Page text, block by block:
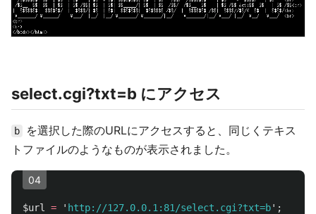
select.cgi?txt=b にアクセス
b
を選択した際のURLにアクセスすると、同じくテキス
トファイルのようなものが表示されました。
04
$url = ' http://127.0.0.1:81/select.cgi?txt=b';